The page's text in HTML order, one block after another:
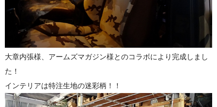
大章内張様、アームズマガジン様とのコラボにより完成しまし
た！
インテリアは特注生地の迷彩柄！！